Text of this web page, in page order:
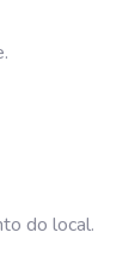
do local.